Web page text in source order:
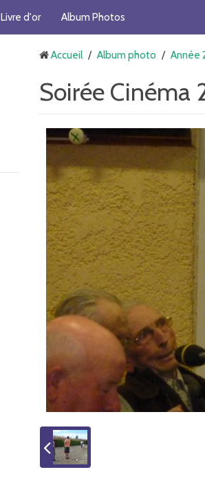
Livre d'or Album Photos
Accueil / Album photo / Année
Soirée Cinéma